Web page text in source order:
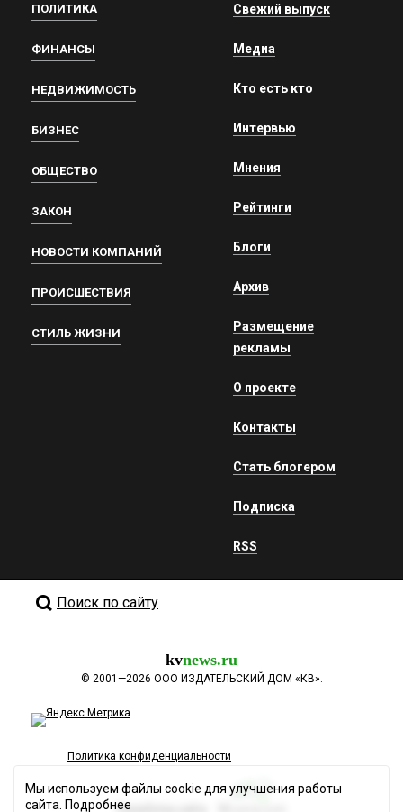
ПОЛИТИКА
ФИНАНСЫ
НЕДВИЖИМОСТЬ
БИЗНЕС
ОБЩЕСТВО
ЗАКОН
НОВОСТИ КОМПАНИЙ
ПРОИСШЕСТВИЯ
СТИЛЬ ЖИЗНИ
Свежий выпуск
Медиа
Кто есть кто
Интервью
Мнения
Рейтинги
Блоги
Архив
Размещение
рекламы
О проекте
Контакты
Стать блогером
Подписка
RSS
Поиск по сайту
kvnews.ru
© 2001—2026 ООО ИЗДАТЕЛЬСКИЙ ДОМ «КВ».
Политика конфиденциальности
Разработка сайта
Мы используем файлы cookie для улучшения работы
сайта. Подробнее